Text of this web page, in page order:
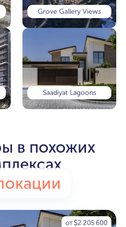
Grove Gallery Views
Saadiyat Lagoons
в похожих
от $2 205 600